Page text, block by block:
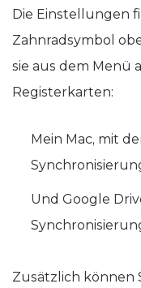
Die Einstellungen
Zahnradsymbol
sie aus dem Menü
Registerkarten:
Mein Mac, mit
Und Google
Zusätzlich können